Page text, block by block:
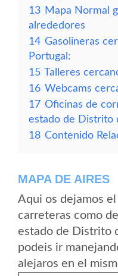
13 Mapa Normal
alrededores
14 Gasolineras
Portugal:
15 Talleres
16 Webcams
17 Oficinas de
estado de Distrito
18 Contenido
MAPA DE AIRES
Aqui os dejamos
carreteras como
estado de Distrito
podeis ir
alejaros en el